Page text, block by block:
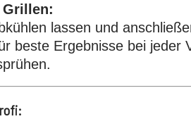
Grillen:
lassen und
beste Ergebnisse bei jeder